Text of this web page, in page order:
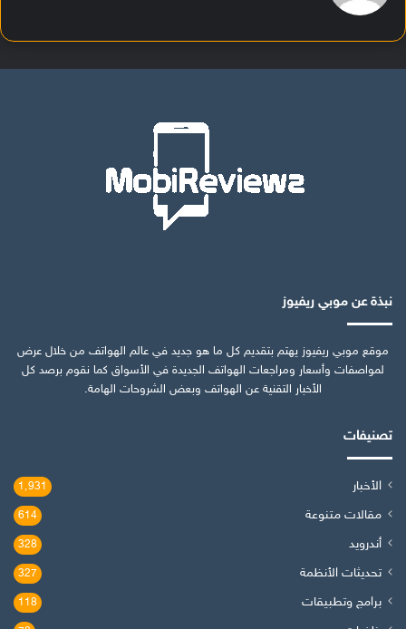
نبذة عن موبي ريفيوز
موقع موبي ريفيوز يهتم بتقديم كل ما هو جديد في عالم الهواتف من خلال عرض
لمواصفات وأسعار ومراجعات الهواتف الجديدة في الأسواق كما نقوم برصد كل
الأخبار التقنية عن الهواتف وبعض الشروحات الهامة.
تصنيفات
الأخبار 1٬931
مقالات متنوعة 614
أندرويد 328
تحديثات الأنظمة 327
برامج وتطبيقات 118